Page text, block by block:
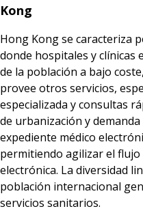
Kong
Hong Kong se caracteriza
donde hospitales y clínicas
de la población a bajo
provee otros servicios,
especializada y consultas
de urbanización y
expediente médico
permitiendo agilizar el flujo
electrónica. La diversidad
población internacional
servicios sanitarios.